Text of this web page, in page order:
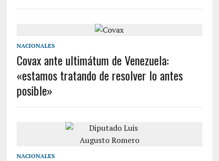
NACIONALES
Covax ante ultimátum de Venezuela:
«estamos tratando de resolver lo antes
posible»
NACIONALES